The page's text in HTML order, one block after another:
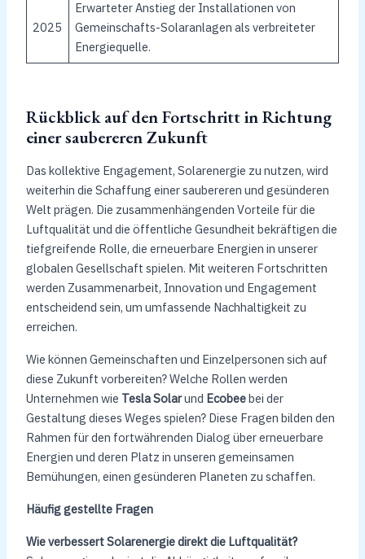
2025
Erwarteter Anstieg der Installationen von
Gemeinschafts-Solaranlagen als verbreiteter
Energiequelle.
Rückblick auf den Fortschritt in Richtung
einer saubereren Zukunft
Das kollektive Engagement, Solarenergie zu nutzen, wird
weiterhin die Schaffung einer saubereren und gesünderen
Welt prägen. Die zusammenhängenden Vorteile für die
Luftqualität und die öffentliche Gesundheit bekräftigen die
tiefgreifende Rolle, die erneuerbare Energien in unserer
globalen Gesellschaft spielen. Mit weiteren Fortschritten
werden Zusammenarbeit, Innovation und Engagement
entscheidend sein, um umfassende Nachhaltigkeit zu
erreichen.
Wie können Gemeinschaften und Einzelpersonen sich auf
diese Zukunft vorbereiten? Welche Rollen werden
Unternehmen wie Tesla Solarund Ecobeebei der
Gestaltung dieses Weges spielen? Diese Fragen bilden den
Rahmen für den fortwährenden Dialog über erneuerbare
Energien und deren Platz in unseren gemeinsamen
Bemühungen, einen gesünderen Planeten zu schaffen.
Häufig gestellte Fragen
Wie verbessert Solarenergie direkt die Luftqualität?